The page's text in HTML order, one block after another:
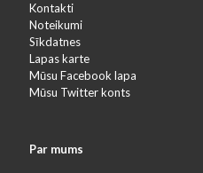
Kontakti
Noteikumi
Sīkdatnes
Lapas karte
Mūsu Facebook lapa
Mūsu Twitter konts
Par mums